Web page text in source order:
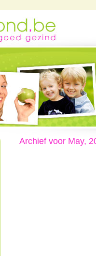
Archief voor May,